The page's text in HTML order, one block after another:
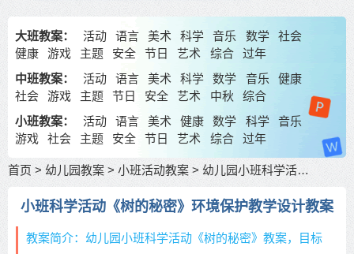
大班教案： 活动 语言 美术 科学 音乐 数学
社会
健康
游戏 主题 安全 节日 艺术 综合
过年
中班教案：
活动 语言 美术 科学 数学 音乐
健康
社会
游戏 主题 节日 安全 艺术 中秋
综合
小班教案：
活动 语言 美术 健康 数学 科学
音乐
游戏
社会 主题 安全 节日 艺术 综合 过年
首页 > 幼儿园教案 > 小班活动教案 > 幼儿园小班科学活动《树的秘密》环境保护教学设计 包含反思
小班科学活动《树的秘密》环境保护教学设计教案
教案简介：幼儿园小班科学活动《树的秘密》教案，目标